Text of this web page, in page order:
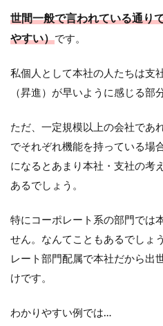
世間一般で言われている通り
やすい）です。
私個人として本社の人たちは支
（昇進）が早いように感じる部
ただ、一定規模以上の会社であ
でそれぞれ機能を持っている場
になるとあまり本社・支社の考
あるでしょう。
特にコーポレート系の部門では
せん。なんてこともあるでしょ
レート部門配属で本社だから出
けです。
わかりやすい例では…